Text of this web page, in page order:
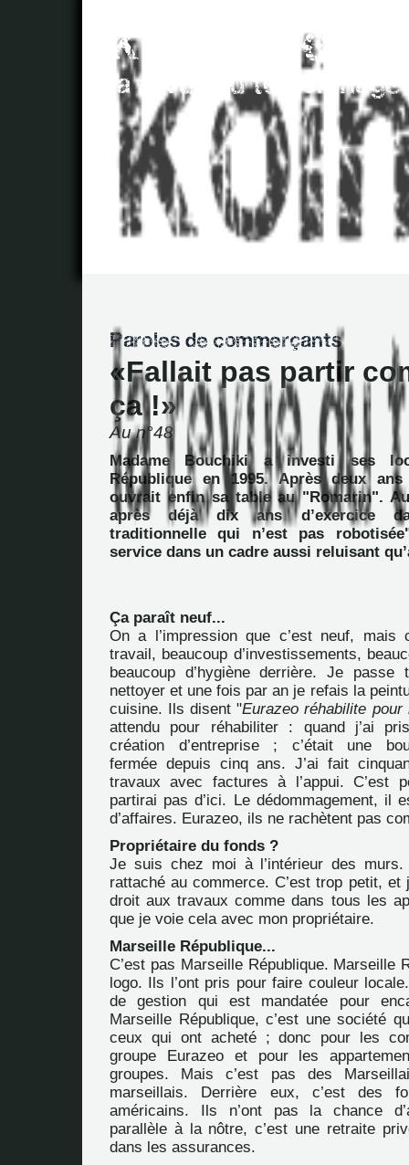
Fallait pas partir
ça !
Au n°48
Madame Bouchiki a investi ses
République en 1995. Après deux
ouvrait enfin sa table au "Romarin".
après déjà dix ans d’exercice
traditionnelle qui n’est pas
service dans un cadre aussi reluisant
Ça paraît neuf...
On a l’impression que c’est neuf, mais
travail, beaucoup d’investissements,
beaucoup d’hygiène derrière. Je
nettoyer et une fois par an je refais la
cuisine. Ils disent "Eurazeo réhabilite pour
attendu pour réhabiliter : quand j’ai
création d’entreprise ; c’était une
fermée depuis cinq ans. J’ai fait
travaux avec factures à l’appui. C’est
partirai pas d’ici. Le dédommagement, il
d’affaires. Eurazeo, ils ne rachètent pas
Propriétaire du fonds ?
Je suis chez moi à l’intérieur des murs.
rattaché au commerce. C’est trop petit, et
droit aux travaux comme dans tous les
que je voie cela avec mon propriétaire.
Marseille République...
C’est pas Marseille République. Marseille
logo. Ils l’ont pris pour faire couleur
de gestion qui est mandatée pour
Marseille République, c’est une société
ceux qui ont acheté ; donc pour les
groupe Eurazeo et pour les
groupes. Mais c’est pas des
marseillais. Derrière eux, c’est des
américains. Ils n’ont pas la chance
parallèle à la nôtre, c’est une retraite
dans les assurances.